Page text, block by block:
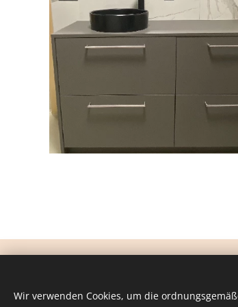
Alle Rechte vorbehalten.
Wir verwenden Cookies, um die